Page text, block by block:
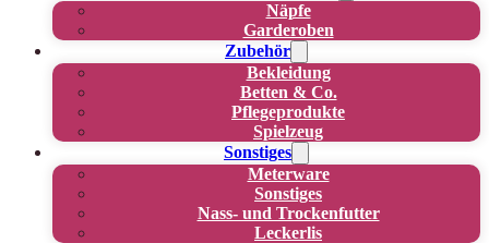
Näpfe
Garderoben
Zubehör
Bekleidung
Betten & Co.
Pflegeprodukte
Spielzeug
Sonstiges
Meterware
Sonstiges
Nass- und Trockenfutter
Leckerlis